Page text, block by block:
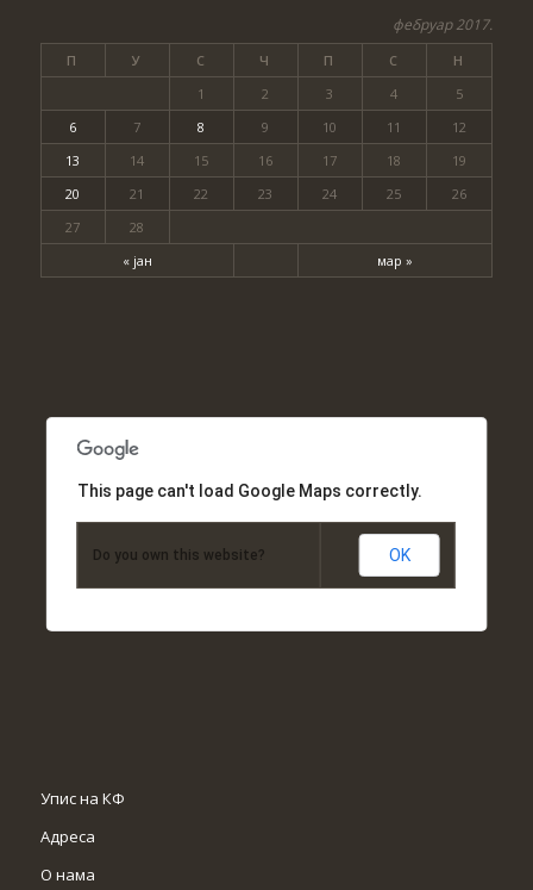
фебруар 2017.
П У С Ч П С Н
« јан мар »
1 2 3 4
5
6
7 8 9 10 11
12
13
14 15 16 17 18
19
20
21 22 23 24 25
26
27
28
This page can't load Google Maps correctly.
Do you own this website? OK
Упис на КФ
Адреса
О нама